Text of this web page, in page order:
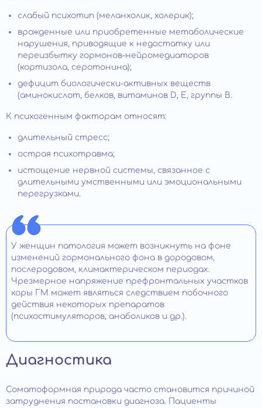
слабый психотип (меланхолик, холерик);
врожденные или приобретенные метаболические
нарушения, приводящие к недостатку или
переизбытку гормонов-нейромедиаторов
(кортизола, серотонина);
дефицит биологически-активных веществ
(аминокислот, белков, витаминов D, E, группы B.
К психогенным факторам относят:
длительный стресс;
острая психотравма;
истощение нервной системы, связанное с
длительными умственными или эмоциональными
перегрузками.
У женщин патология может возникнуть на фоне
изменений гормонального фона в дородовом,
послеродовом, климактерическом периодах.
Чрезмерное напряжение префронтальных участков
коры ГМ может являться следствием побочного
действия некоторых препаратов
(психостимуляторов, анаболиков и др.).
Диагностика
Соматоформная природа часто становится причиной
затруднения постановки диагноза. Пациенты